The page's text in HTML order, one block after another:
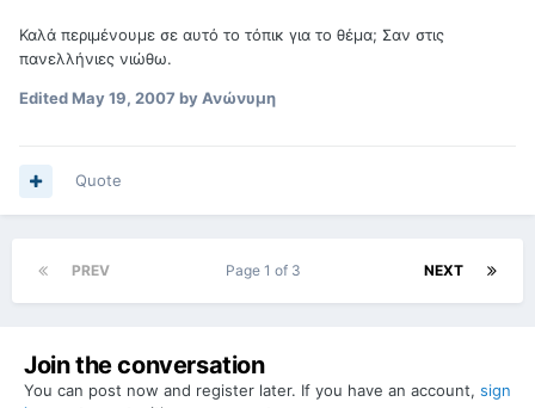
Καλά περιμένουμε σε αυτό το τόπικ για το θέμα; Σαν στις
πανελλήνιες νιώθω.
EditedMay 19, 2007 by Ανώνυμη
Quote
PREV NEXT
Page 1 of 3
Join the conversation
You can post now and register later. If you have an account, sign